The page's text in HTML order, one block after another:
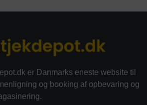
er Danmarks eneste website til
og booking af opbevaring og